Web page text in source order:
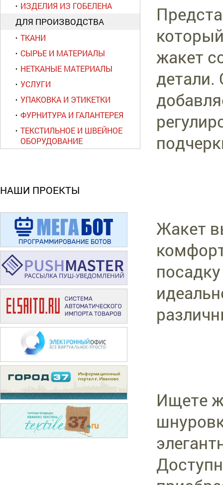
ИЗДЕЛИЯ ИЗ ГОБЕЛЕНА
ДЛЯ ПРОИЗВОДСТВА
ТКАНИ
СЫРЬЕ И МАТЕРИАЛЫ
НЕТКАНЫЕ МАТЕРИАЛЫ
УСЛУГИ
УПАКОВКА И ЭТИКЕТКИ
ФУРНИТУРА И ГАЛАНТЕРЕЯ
ТЕКСТИЛЬНОЕ И ШВЕЙНОЕ
ОБОРУДОВАНИЕ
НАШИ ПРОЕКТЫ
жакет
детали.
Жакет
Ищете